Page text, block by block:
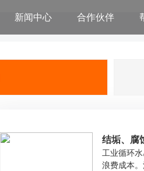
新闻中心 合作伙伴
结垢、腐
白费钱!
工业循环
浪费成本。